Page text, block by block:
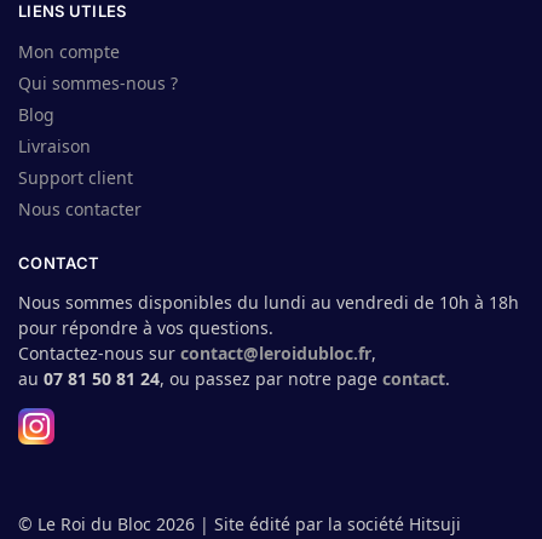
LIENS UTILES
Mon compte
Qui sommes-nous ?
Blog
Livraison
Support client
Nous contacter
CONTACT
Nous sommes disponibles du lundi au vendredi de 10h à 18h
pour répondre à vos questions.
Contactez-nous sur contact@leroidubloc.fr,
au 07 81 50 81 24, ou passez par notre page contact.
© Le Roi du Bloc 2026 | Site édité par la société Hitsuji